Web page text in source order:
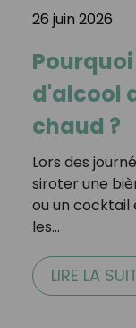
26 juin 2026
d'alcool
chaud ?
Lors des
siroter une
ou un cocktail
les…
LIRE LA